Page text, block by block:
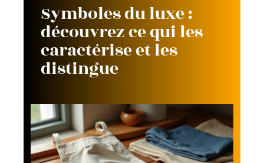
Symboles du luxe :
découvrez ce qui les
caractérise et les
distingue